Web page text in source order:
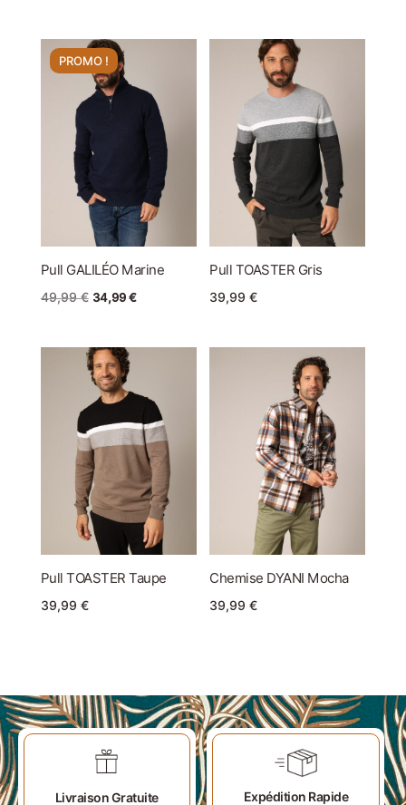
était :
49,99 €.
est :
PROMO !
Pull GALILÉO Marine
49,99€ Le
initial
était :
49,99 €.
34,99€Le
actuel
34,99 €.
Pull TOASTER Gris
39,99€
Pull TOASTER Taupe
39,99 €
Chemise DYANI Mocha
39,99€
Livraison Gratuite Expédition Rapide